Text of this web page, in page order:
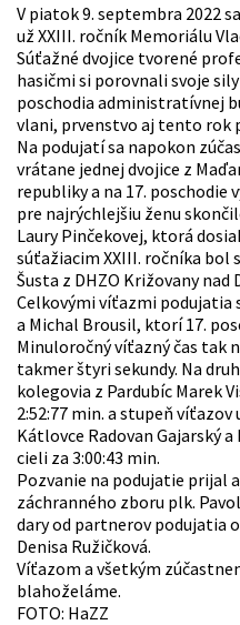
V piatok 9. septembra 2022
už XXIII. ročník Memoriálu
Súťažné dvojice tvorené
hasičmi si porovnali svoje
poschodia administratívnej
vlani, prvenstvo aj tento rok
Na podujatí sa napokon
vrátane jednej dvojice z
republiky a na 17. poschodie
pre najrýchlejšiu ženu
Laury Pinčekovej, ktorá
súťažiacim XXIII. ročníka bol
Šusta z DHZO Križovany nad
Celkovými víťazmi podujatia
a Michal Brousil, ktorí 17.
Minuloročný víťazný čas tak
takmer štyri sekundy. Na
kolegovia z Pardubíc Marek
2:52:77 min. a stupeň
Kátlovce Radovan Gajarský
cieli za 3:00:43 min.
Pozvanie na podujatie prijal
záchranného zboru plk.
dary od partnerov podujatia
Denisa Ružičková.
Víťazom a všetkým
blahoželáme.
FOTO: HaZZ